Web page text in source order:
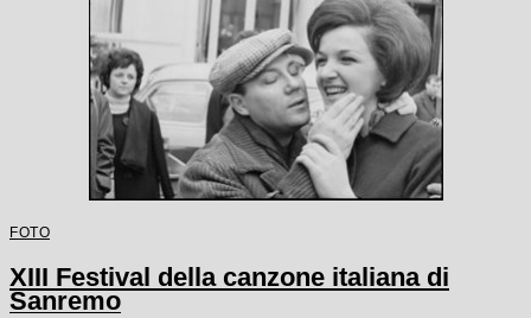
FOTO
XIII Festival della canzone italiana di
Sanremo